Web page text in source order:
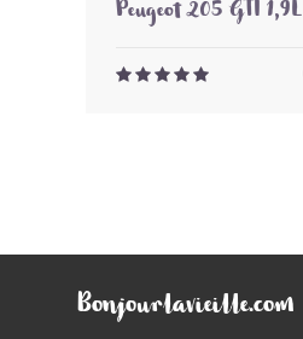
Peugeot 205 GTI 1,9L
Bonjourlavieille.com